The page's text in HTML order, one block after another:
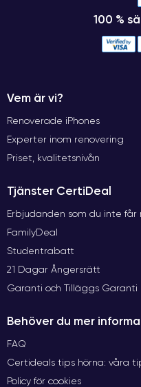
100 %
Vem är vi?
Renoverade iPhones
Experter inom renovering
Priset, kvalitetsnivån
Tjänster CertiDeal
Erbjudanden som du inte får
FamilyDeal
Studentrabatt
21 Dagar Ångersrätt
Garanti och Tilläggs Garanti
Behöver du mer
FAQ
Certideals tips hörna: våra
Policy för cookies